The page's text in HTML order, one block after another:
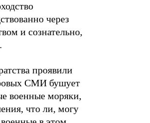
через
и сознательно,
проявили
СМИ бушует
военные моряки,
что ли, могу